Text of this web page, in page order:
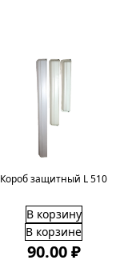
Короб защитный L 510
В корзину
В корзине
90.00 ₽